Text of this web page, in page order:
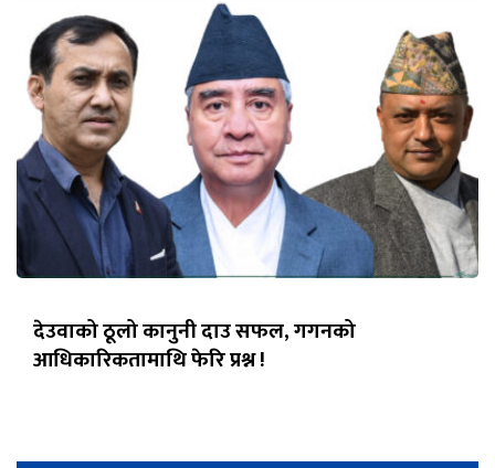
देउवाको ठूलो कानुनी दाउ सफल, गगनको
आधिकारिकतामाथि फेरि प्रश्न !